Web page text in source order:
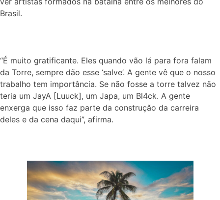
Brasil.
“É muito gratificante. Eles quando vão lá para fora falam
da Torre, sempre dão esse ‘salve’. A gente vê que o nosso
trabalho tem importância. Se não fosse a torre talvez não
teria um JayA [Luuck], um Japa, um Bl4ck. A gente
enxerga que isso faz parte da construção da carreira
deles e da cena daqui”, afirma.